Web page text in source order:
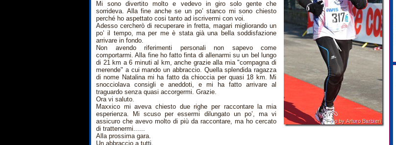
Mi sono divertito molto e vedevo in giro solo gente che
sorrideva. Alla fine anche se un po’ stanco mi sono chiesto
perché ho aspettato cosi tanto ad iscrivermi con voi.
Adesso cercherò di recuperare in fretta, magari migliorando un
po’ il tempo, ma per me è stata già una bella soddisfazione
arrivare in fondo.
Non avendo riferimenti personali non sapevo come
comportarmi. Alla fine ho fatto finta di allenarmi su un bel lungo
di 21 km a 6 minuti al km, anche grazie alla mia "compagna di
merende" a cui mando un abbraccio. Quella splendida ragazza
di nome Natalina mi ha fatto da chioccia per quasi 18 km. Mi
snocciolava consigli e aneddoti, e mi ha fatto arrivare al
traguardo senza quasi accorgermi. Grazie.
Ora vi saluto.
Maxxico mi aveva chiesto due righe per raccontare la mia
esperienza. Mi scuso per essermi dilungato un po’, ma vi
assicuro che avevo molto di più da raccontare, ma ho cercato
di trattenermi......
Alla prossima gara.
Un abbraccio a tutti.